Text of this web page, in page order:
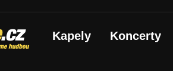
Kapely Koncerty